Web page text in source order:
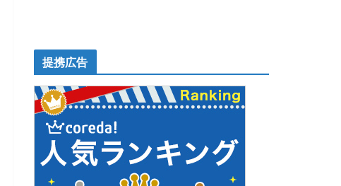
提携広告